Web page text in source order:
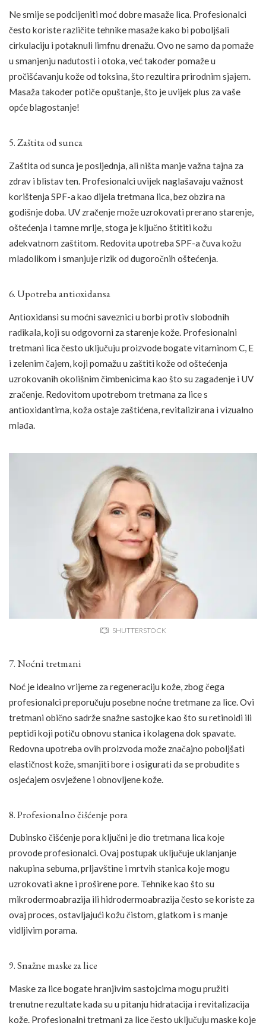
Ne smije se podcijeniti moć dobre masaže lica. Profesionalci
često koriste različite tehnike masaže kako bi poboljšali
cirkulaciju i potaknuli limfnu drenažu. Ovo ne samo da pomaže
u smanjenju nadutosti i otoka, već također pomaže u
pročišćavanju kože od toksina, što rezultira prirodnim sjajem.
Masaža također potiče opuštanje, što je uvijek plus za vaše
opće blagostanje!
5. Zaštita od sunca
Zaštita od sunca je posljednja, ali ništa manje važna tajna za
zdrav i blistav ten. Profesionalci uvijek naglašavaju važnost
korištenja SPF-a kao dijela tretmana lica, bez obzira na
godišnje doba. UV zračenje može uzrokovati prerano starenje,
oštećenja i tamne mrlje, stoga je ključno štititi kožu
adekvatnom zaštitom. Redovita upotreba SPF-a čuva kožu
mladolikom i smanjuje rizik od dugoročnih oštećenja.
6. Upotreba antioxidansa
Antioxidansi su moćni saveznici u borbi protiv slobodnih
radikala, koji su odgovorni za starenje kože. Profesionalni
tretmani lica često uključuju proizvode bogate vitaminom C, E
i zelenim čajem, koji pomažu u zaštiti kože od oštećenja
uzrokovanih okolišnim čimbenicima kao što su zagađenje i UV
zračenje. Redovitom upotrebom tretmana za lice s
antioxidantima, koža ostaje zaštićena, revitalizirana i vizualno
mlađa.
SHUTTERSTOCK
7. Noćni tretmani
Noć je idealno vrijeme za regeneraciju kože, zbog čega
profesionalci preporučuju posebne noćne tretmane za lice. Ovi
tretmani obično sadrže snažne sastojke kao što su retinoidi ili
peptidi koji potiču obnovu stanica i kolagena dok spavate.
Redovna upotreba ovih proizvoda može značajno poboljšati
elastičnost kože, smanjiti bore i osigurati da se probudite s
osjećajem osvježene i obnovljene kože.
8. Profesionalno čišćenje pora
Dubinsko čišćenje pora ključni je dio tretmana lica koje
provode profesionalci. Ovaj postupak uključuje uklanjanje
nakupina sebuma, prljavštine i mrtvih stanica koje mogu
uzrokovati akne i proširene pore. Tehnike kao što su
mikrodermoabrazija ili hidrodermoabrazija često se koriste za
ovaj proces, ostavljajući kožu čistom, glatkom i s manje
vidljivim porama.
9. Snažne maske za lice
Maske za lice bogate hranjivim sastojcima mogu pružiti
trenutne rezultate kada su u pitanju hidratacija i revitalizacija
kože. Profesionalni tretmani za lice često uključuju maske koje